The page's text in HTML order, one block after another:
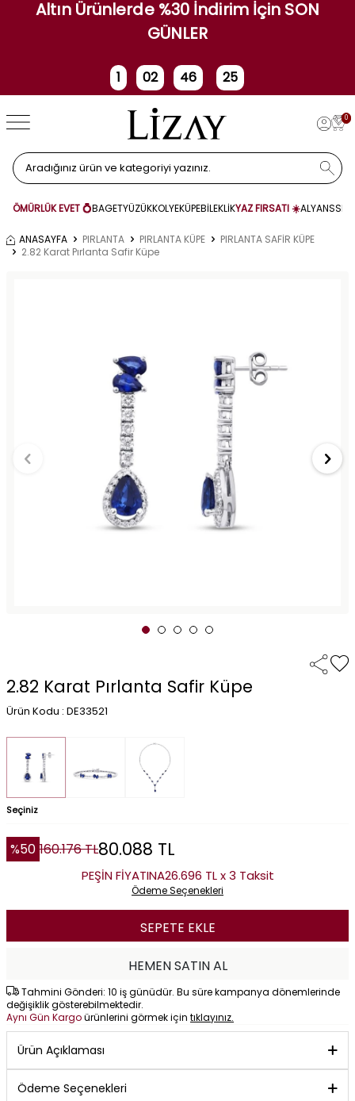
Altın Ürünlerde %30 İndirim İçin SON
GÜNLER
1
Gün
02
Saat
46 25
0
ÖMÜRLÜK EVET 💍BAGETYÜZÜKKOLYEKÜPEBİLEKLİKYAZ FIRSATI ☀️ALYANS
ANASAYFA PIRLANTA PIRLANTA KÜPE
PIRLANTA SAFİR KÜPE
2.82 Karat Pırlanta Safir Küpe
2.82 Karat Pırlanta Safir Küpe
Ürün Kodu : DE33521
Seçiniz
%50 160.176TL80.088 TL
PEŞİN FİYATINA26.696 TL x 3 Taksit
Ödeme Seçenekleri
SEPETE EKLE
HEMEN SATIN AL
Tahmini Gönderi: 10 iş günüdür. Bu süre kampanya dönemlerinde
değişiklik gösterebilmektedir.
Aynı Gün Kargoürünlerini görmek için tıklayınız.
Ürün Açıklaması
Ödeme Seçenekleri